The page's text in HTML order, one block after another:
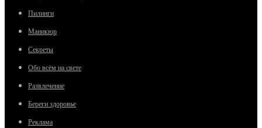
Пилинги
Маникюр
Секреты
Обо всём на свете
Развлечение
Береги здоровье
Реклама